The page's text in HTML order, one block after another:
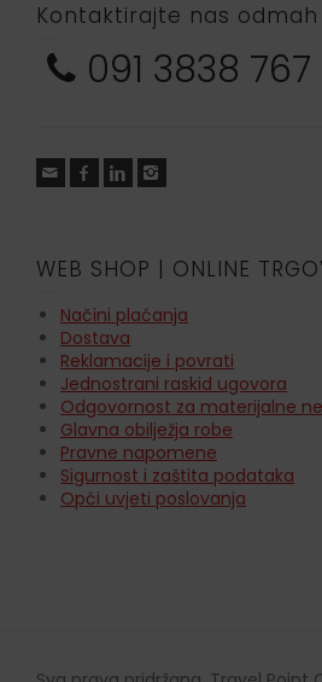
Kontaktirajte nas odmah
091 3838 767
WEB SHOP | ONLINE
Načini plaćanja
Dostava
Reklamacije i povrati
Jednostrani raskid ugovora
Odgovornost za materijalne
Glavna obilježja robe
Pravne napomene
Sigurnost i zaštita podataka
Opći uvjeti poslovanja